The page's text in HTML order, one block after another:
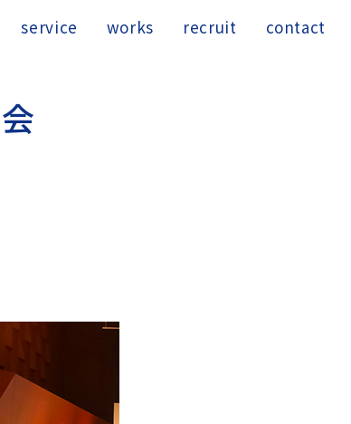
service works recruit contact
会